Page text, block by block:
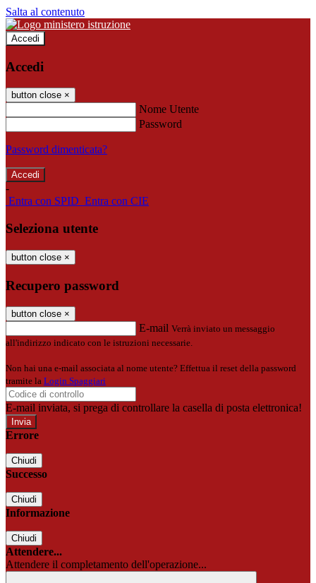
Salta al contenuto
Accedi
Accedi
button close ×
Nome Utente
Password
Password dimenticata?
-
Entra con SPID Entra con CIE
Seleziona utente
button close ×
Recupero password
button close ×
E-mail Verrà inviato un messaggio
all'indirizzo indicato con le istruzioni necessarie.
Non hai una e-mail associata al nome utente? Effettua il reset della password
tramite la Login Spaggiari
E-mail inviata, si prega di controllare la casella di posta elettronica!
Errore
Chiudi
Successo
Chiudi
Informazione
Chiudi
Attendere...
Attendere il completamento dell'operazione...